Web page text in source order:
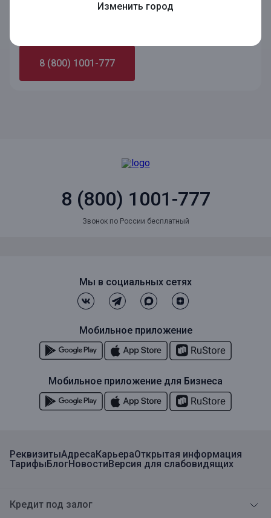
Изменить город
8 (800) 1001-777
8 (800) 1001-777
Звонок по России бесплатный
РеквизитыАдресаКарьераОткрытая информация
ТарифыБлогНовостиВерсия для слабовидящих
Кредит под залог
Мы в социальных сетях
Мобильное приложение
Мобильное приложение для Бизнеса